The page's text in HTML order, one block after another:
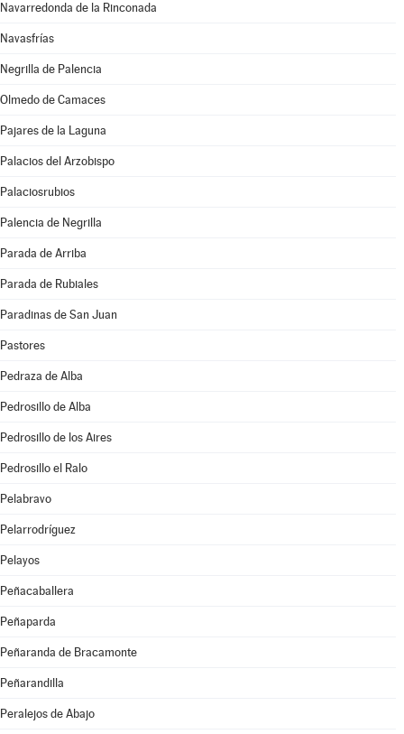
Navarredonda de la Rinconada
Navasfrías
Negrilla de Palencia
Olmedo de Camaces
Pajares de la Laguna
Palacios del Arzobispo
Palaciosrubios
Palencia de Negrilla
Parada de Arriba
Parada de Rubiales
Paradinas de San Juan
Pastores
Pedraza de Alba
Pedrosillo de Alba
Pedrosillo de los Aires
Pedrosillo el Ralo
Pelabravo
Pelarrodríguez
Pelayos
Peñacaballera
Peñaparda
Peñaranda de Bracamonte
Peñarandilla
Peralejos de Abajo